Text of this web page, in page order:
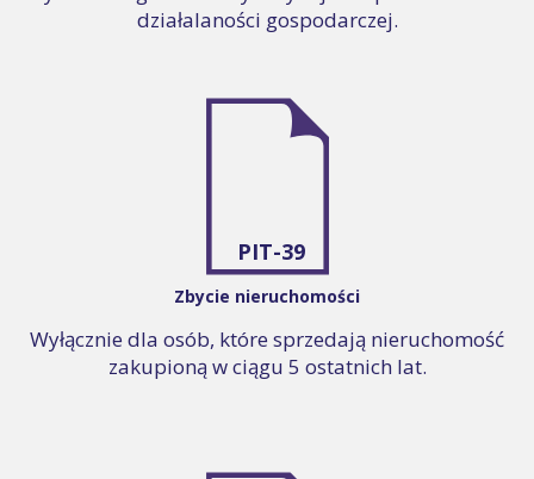
działalaności gospodarczej.
PIT-39
Zbycie nieruchomości
Wyłącznie dla osób, które sprzedają nieruchomość
zakupioną w ciągu 5 ostatnich lat.